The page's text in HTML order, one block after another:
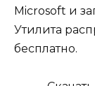
Microsoft и
Утилита
бесплатно.